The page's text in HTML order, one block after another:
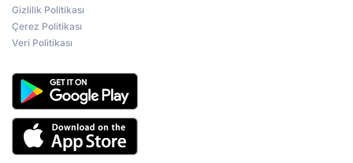
Gizlilik Politikası
Çerez Politikası
Veri Politikası